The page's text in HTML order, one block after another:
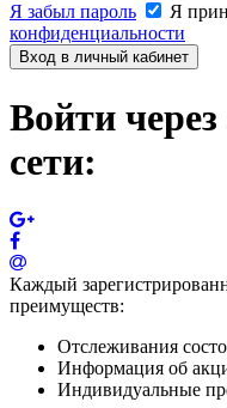
Я забыл пароль
Я
конфиденциальности
Вход в личный кабинет
Войти
сети:
Каждый
преимуществ:
Отслеживания
Информация об
Индивидуальные